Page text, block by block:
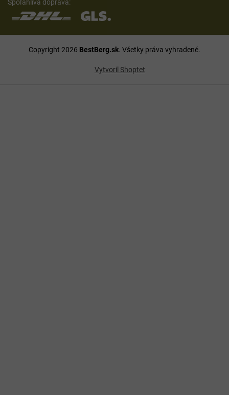
Spoľahlivá doprava:
Vytvoril Shoptet
Copyright 2026 BestBerg.sk. Všetky práva vyhradené.